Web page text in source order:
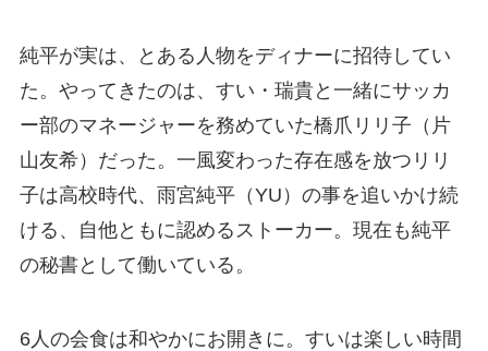
純平が実は、とある人物をディナーに招待してい
た。やってきたのは、すい・瑞貴と一緒にサッカ
ー部のマネージャーを務めていた橋爪リリ子（片
山友希）だった。一風変わった存在感を放つリリ
子は高校時代、雨宮純平（YU）の事を追いかけ続
ける、自他ともに認めるストーカー。現在も純平
の秘書として働いている。
6人の会食は和やかにお開きに。すいは楽しい時間